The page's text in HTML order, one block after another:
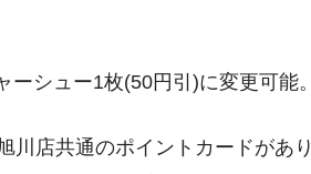
シュー1枚(50円引)に変更可能。
川店共通のポイントカードがあり